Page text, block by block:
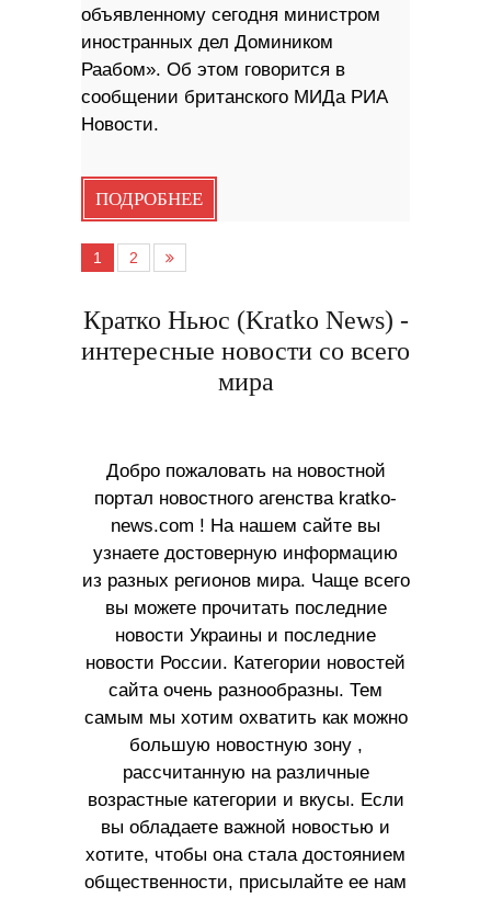
объявленному сегодня министром
иностранных дел Домиником
Раабом». Об этом говорится в
сообщении британского МИДа РИА
Новости.
ПОДРОБНЕЕ
1 2
Кратко Ньюс (Kratko News) -
интересные новости со всего
мира
Добро пожаловать на новостной
портал новостного агенства kratko-
news.com ! На нашем сайте вы
узнаете достоверную информацию
из разных регионов мира. Чаще всего
вы можете прочитать последние
новости Украины и последние
новости России. Категории новостей
сайта очень разнообразны. Тем
самым мы хотим охватить как можно
большую новостную зону ,
рассчитанную на различные
возрастные категории и вкусы. Если
вы обладаете важной новостью и
хотите, чтобы она стала достоянием
общественности, присылайте ее нам